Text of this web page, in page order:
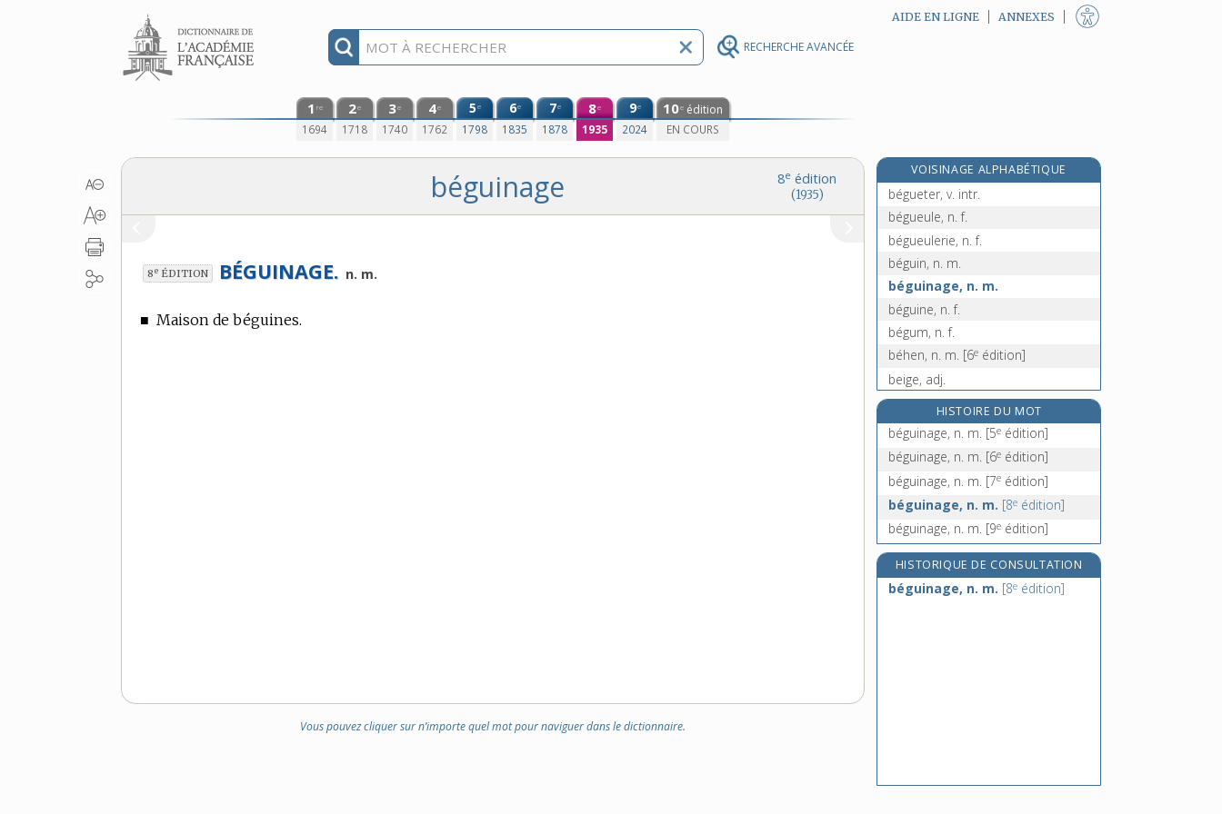
RECHERCHE AVANCÉE
Aller au contenu AIDE EN LIGNE ANNEXES
1 re
1694
2e
1718
3e
1740
4e
1762
5e
1798
6e
1835
7e
1878
8e
1935
9e
2024
10e édition
EN COURS
8e édition
(1935)
béguinage
8e ÉDITION BÉGUINAGE. n. m.
■ Maison de béguines.
Vous pouvez cliquer sur n’importe quel mot pour naviguer dans le dictionnaire.
VOISINAGE ALPHABÉTIQUE
béguètement, n. m.
bégueter, v. intr.
bégueule, n. f.
bégueulerie, n. f.
béguin, n. m.
béguinage, n. m.
béguine, n. f.
bégum, n. f.
béhen, n. m. [6e édition]
beige, adj.
beigne, n. f.
beignet, n. m.
beïram, n. m.
bel [I], adj. m. et adv.
HISTOIRE DU MOT
béguinage, n. m. [5e édition]
béguinage, n. m. [6e édition]
béguinage, n. m. [7e édition]
béguinage, n. m. [8e édition]
béguinage, n. m. [9e édition]
HISTORIQUE DE CONSULTATION
béguinage, n. m. [8e édition]